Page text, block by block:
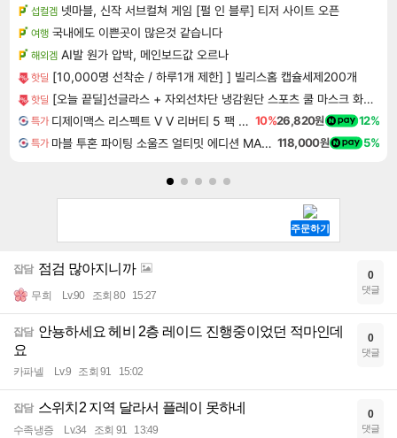
섭컬겜 넷마블, 신작 서브컬쳐 게임 [펄 인 블루] 티저 사이트 오픈
여행 국내에도 이쁜곳이 많은것 같습니다
해외겜 AI발 원가 압박, 메인보드값 오르나
핫딜 [10,000명 선착순 / 하루1개 제한] ] 빌리스홈 캡슐세제200개
핫딜 [오늘 끝딜]선글라스 + 자외선차단 냉감원단 스포츠 쿨 마스크 화이트 1매입
특가 디제이맥스 리스펙트 V V 리버티 5 팩 DJMAX RESPECT V V Liberty 5 Pack DLC 10%26,820원 12%
특가 마블 투혼 파이팅 소울즈 얼티밋 에디션 MARVEL Tokon Fighting Souls Ultimate Edition 118,000원 5%
잡담 점검 많아지니까
무희 Lv.90 조회 80 15:27
0
댓글
잡담 안뇽하세요 헤비 2층 레이드 진행중이었던 적마인데
요
카파넬 Lv.9 조회 91 15:02
0
댓글
잡담 스위치2 지역 달라서 플레이 못하네
수족냉증 Lv.34 조회 91 13:49
0
댓글